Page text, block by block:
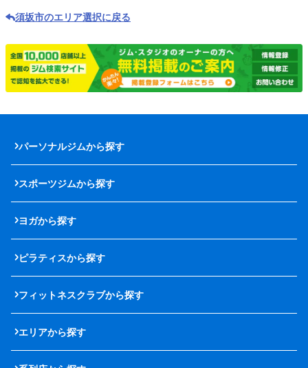
須坂市のエリア選択に戻る
パーソナルジムから探す
スポーツジムから探す
ヨガから探す
ピラティスから探す
フィットネスクラブから探す
エリアから探す